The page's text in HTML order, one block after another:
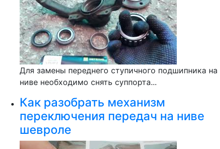
Для замены переднего ступичного подшипника на
ниве необходимо снять суппорта...
Как разобрать механизм
переключения передач на ниве
шевроле